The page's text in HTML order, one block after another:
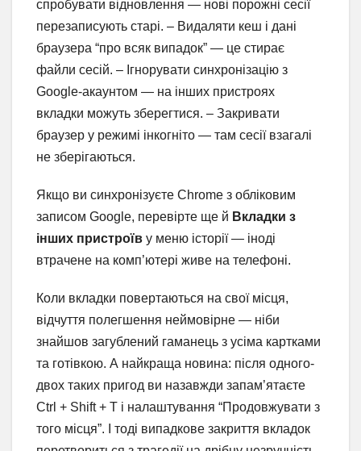
спробувати відновлення — нові порожні сесії
перезаписують старі. – Видаляти кеш і дані
браузера “про всяк випадок” — це стирає
файли сесій. – Ігнорувати синхронізацію з
Google-акаунтом — на інших пристроях
вкладки можуть зберегтися. – Закривати
браузер у режимі інкогніто — там сесії взагалі
не зберігаються.
Якщо ви синхронізуєте Chrome з обліковим
записом Google, перевірте ще й Вкладки з
інших пристроїв у меню історії — іноді
втрачене на комп’ютері живе на телефоні.
Коли вкладки повертаються на свої місця,
відчуття полегшення неймовірне — ніби
знайшов загублений гаманець з усіма картками
та готівкою. А найкраща новина: після одного-
двох таких пригод ви назавжди запам’ятаєте
Ctrl + Shift + T і налаштування “Продовжувати з
того місця”. І тоді випадкове закриття вкладок